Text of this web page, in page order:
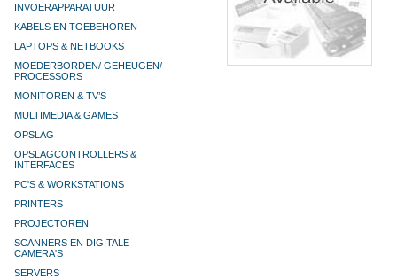
INVOERAPPARATUUR
KABELS EN TOEBEHOREN
LAPTOPS & NETBOOKS
MOEDERBORDEN/ GEHEUGEN/
PROCESSORS
MONITOREN & TV’S
MULTIMEDIA & GAMES
OPSLAG
OPSLAGCONTROLLERS &
INTERFACES
PC'S & WORKSTATIONS
PRINTERS
PROJECTOREN
SCANNERS EN DIGITALE
CAMERA'S
SERVERS